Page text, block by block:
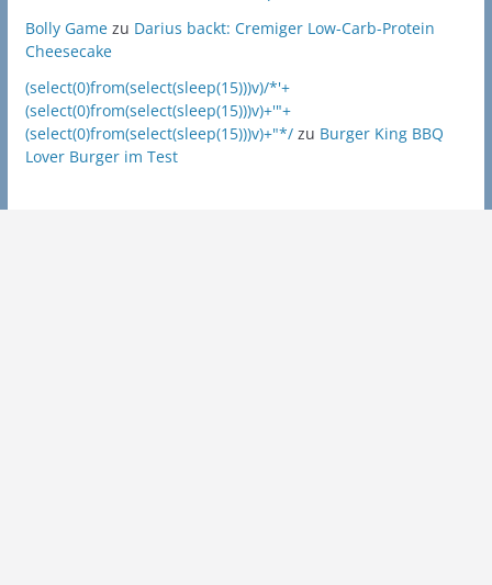
Bolly Gamezu Darius backt: Cremiger Low-Carb-Protein
Cheesecake
(select(0)from(select(sleep(15)))v)/*'+
(select(0)from(select(sleep(15)))v)+'"+
(select(0)from(select(sleep(15)))v)+"*/zu Burger King BBQ
Lover Burger im Test